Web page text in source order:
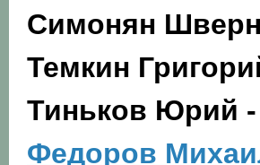
Симонян
Темкин
Тиньков Юрий -
Федоров